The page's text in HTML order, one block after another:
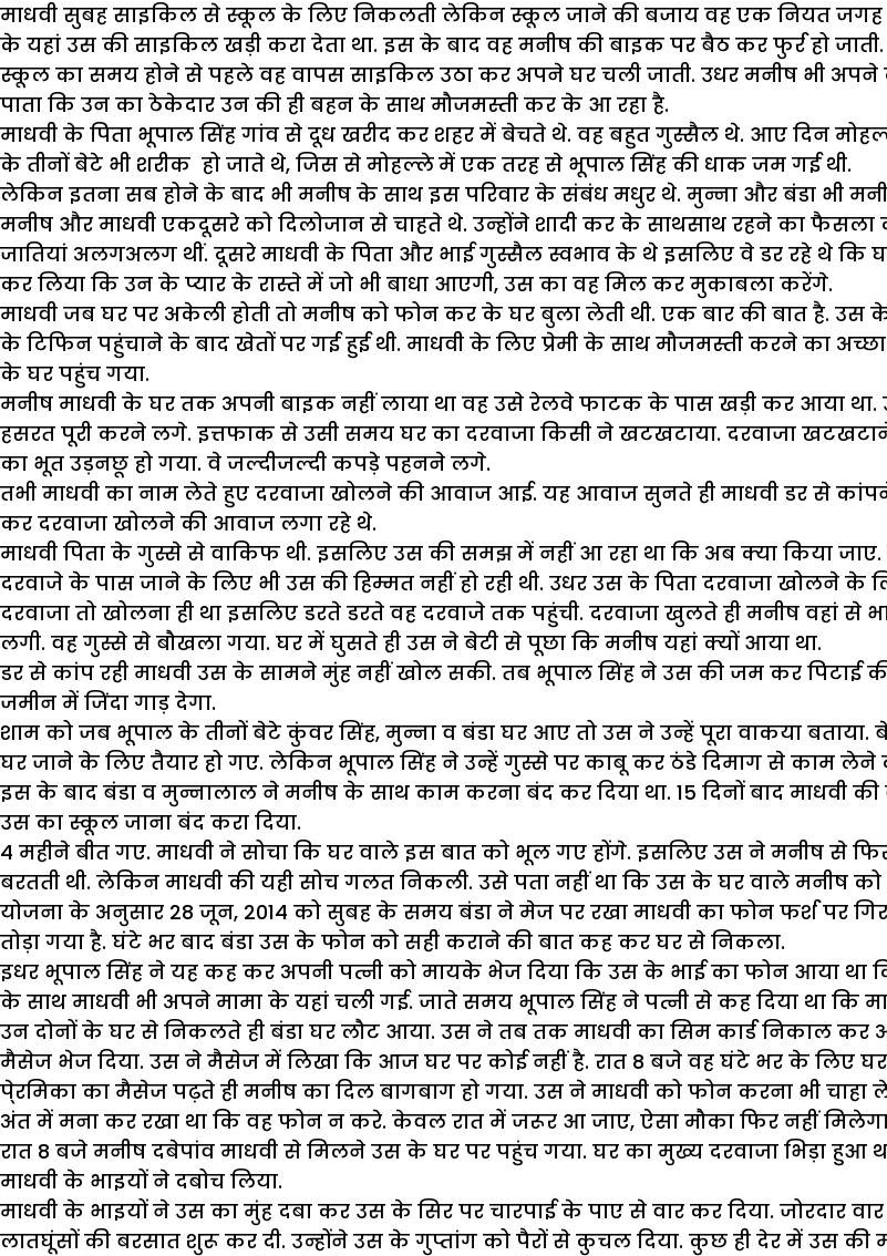
माधवी सुबह साइकिल से स्कूल के लिए निकलती लेकिन स्कूल जाने की बजाय वह एक नियत जगह
के यहां उस की साइकिल खड़ी करा देता था. इस के बाद वह मनीष की बाइक पर बैठ कर फुर्र हो जाती.
स्कूल का समय होने से पहले वह वापस साइकिल उठा कर अपने घर चली जाती. उधर मनीष भी अपने
पाता कि उन का ठेकेदार उन की ही बहन के साथ मौजमस्ती कर के आ रहा है.
माधवी के पिता भूपाल सिंह गांव से दूध खरीद कर शहर में बेचते थे. वह बहुत गुस्सैल थे. आए दिन
के तीनों बेटे भी शरीक हो जाते थे, जिस से मोहल्ले में एक तरह से भूपाल सिंह की धाक जम गई थी.
लेकिन इतना सब होने के बाद भी मनीष के साथ इस परिवार के संबंध मधुर थे. मुन्ना और बंडा भी
मनीष और माधवी एकदूसरे को दिलोजान से चाहते थे. उन्होंने शादी कर के साथसाथ रहने का
जातियां अलगअलग थीं. दूसरे माधवी के पिता और भाई गुस्सैल स्वभाव के थे इसलिए वे डर रहे थे कि
कर लिया कि उन के प्यार के रास्ते में जो भी बाधा आएगी, उस का वह मिल कर मुकाबला करेंगे.
माधवी जब घर पर अकेली होती तो मनीष को फोन कर के घर बुला लेती थी. एक बार की बात है. उस
के टिफिन पहुंचाने के बाद खेतों पर गई हुई थी. माधवी के लिए प्रेमी के साथ मौजमस्ती करने का
के घर पहुंच गया.
मनीष माधवी के घर तक अपनी बाइक नहीं लाया था वह उसे रेलवे फाटक के पास खड़ी कर आया
हसरत पूरी करने लगे. इत्तफाक से उसी समय घर का दरवाजा किसी ने खटखटाया. दरवाजा
का भूत उड़नछू हो गया. वे जल्दीजल्दी कपड़े पहनने लगे.
तभी माधवी का नाम लेते हुए दरवाजा खोलने की आवाज आई. यह आवाज सुनते ही माधवी डर से
कर दरवाजा खोलने की आवाज लगा रहे थे.
माधवी पिता के गुस्से से वाकिफ थी. इसलिए उस की समझ में नहीं आ रहा था कि अब क्या किया
दरवाजे के पास जाने के लिए भी उस की हिम्मत नहीं हो रही थी. उधर उस के पिता दरवाजा खोलने के
दरवाजा तो खोलना ही था इसलिए डरते डरते वह दरवाजे तक पहुंची. दरवाजा खुलते ही मनीष वहां
लगी. वह गुस्से से बौखला गया. घर में घुसते ही उस ने बेटी से पूछा कि मनीष यहां क्यों आया था.
डर से कांप रही माधवी उस के सामने मुंह नहीं खोल सकी. तब भूपाल सिंह ने उस की जम कर पिटाई
जमीन में जिंदा गाड़ देगा.
शाम को जब भूपाल के तीनों बेटे कुंवर सिंह, मुन्ना व बंडा घर आए तो उस ने उन्हें पूरा वाकया
घर जाने के लिए तैयार हो गए. लेकिन भूपाल सिंह ने उन्हें गुस्से पर काबू कर ठंडे दिमाग से काम लेने
इस के बाद बंडा व मुन्नालाल ने मनीष के साथ काम करना बंद कर दिया था. 15 दिनों बाद माधवी की
उस का स्कूल जाना बंद करा दिया.
4 महीने बीत गए. माधवी ने सोचा कि घर वाले इस बात को भूल गए होंगे. इसलिए उस ने मनीष से
बरतती थी. लेकिन माधवी की यही सोच गलत निकली. उसे पता नहीं था कि उस के घर वाले मनीष
योजना के अनुसार 28 जून, 2014 को सुबह के समय बंडा ने मेज पर रखा माधवी का फोन फर्श पर
तोड़ा गया है. घंटे भर बाद बंडा उस के फोन को सही कराने की बात कह कर घर से निकला.
इधर भूपाल सिंह ने यह कह कर अपनी पत्नी को मायके भेज दिया कि उस के भाई का फोन आया था
के साथ माधवी भी अपने मामा के यहां चली गई. जाते समय भूपाल सिंह ने पत्नी से कह दिया था कि
उन दोनों के घर से निकलते ही बंडा घर लौट आया. उस ने तब तक माधवी का सिम कार्ड निकाल
मैसेज भेज दिया. उस ने मैसेज में लिखा कि आज घर पर कोई नहीं है. रात 8 बजे वह घंटे भर के लिए
पे्रमिका का मैसेज पढ़ते ही मनीष का दिल बागबाग हो गया. उस ने माधवी को फोन करना भी
अंत में मना कर रखा था कि वह फोन न करे. केवल रात में जरूर आ जाए, ऐसा मौका फिर नहीं
रात 8 बजे मनीष दबेपांव माधवी से मिलने उस के घर पर पहुंच गया. घर का मुख्य दरवाजा भिड़ा
माधवी के भाइयों ने दबोच लिया.
माधवी के भाइयों ने उस का मुंह दबा कर उस के सिर पर चारपाई के पाए से वार कर दिया. जोरदार
लातघूंसों की बरसात शुरू कर दी. उन्होंने उस के गुप्तांग को पैरों से कुचल दिया. कुछ ही देर में उस की